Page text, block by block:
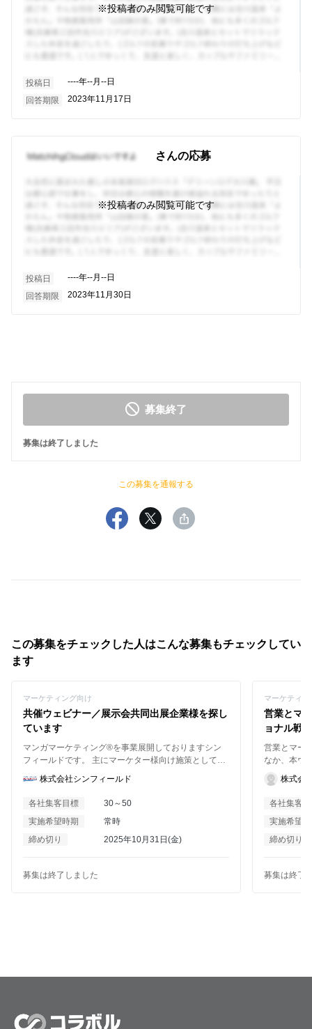
※投稿者のみ閲覧可能です
投稿日
----年--月--日
回答期限
2023年11月17日
さんの応募
※投稿者のみ閲覧可能です
投稿日
----年--月--日
回答期限
2023年11月30日
募集終了
募集は終了しました
この募集を通報する
この募集をチェックした人はこんな募集もチェックしてい
ます
マーケティング向け
共催ウェビナー／展示会共同出展企業様を探し
ています
マンガマーケティング®を事業展開しておりますシン
フィールドです。 主にマーケター様向け施策として、
・ブランディング ・新規リード獲得 を目的とした共催
ウェビナーや共同での展示会出展を検討しておりま
す。 （採用や企画、広報ご担当者様もターゲットとな
ります） ウェビナー登壇は数十社規模のカンファレン
スから 数社の共催、単独と過去何度も実施経験があり
弊社での集客は30～50名ほどになっております。 また
おります。 具体的な企画があるわけではないため まず
株式会社シンフィールド
各社集客目標
30～50
実施希望時期
常時
締め切り
2025年10月31日(金)
募集は終了しました
マーケティン
営業とマ
ョナル戦
営業とマー
なか、本ウ
ング施策」
融合させるか
グ施策が営
ドバック
題を感じて
事例を共有いたします。
たい方 「営業に貢献するマーケティング」を実践した
株式会
各社集客
実施希望
締め切り
募集は終了